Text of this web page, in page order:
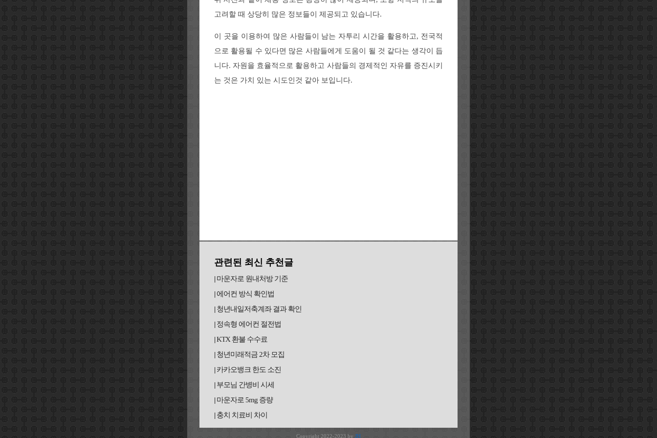
고려할 때 상당히 많은 정보들이 제공되고 있습니다.
이 곳을 이용하여 많은 사람들이 남는 자투리 시간을 활용하고, 전국적
으로 활용될 수 있다면 많은 사람들에게 도움이 될 것 같다는 생각이 듭
니다. 자원을 효율적으로 활용하고 사람들의 경제적인 자유를 증진시키
는 것은 가치 있는 시도인것 같아 보입니다.
관련된 최신 추천글
마운자로 원내처방 기준
에어컨 방식 확인법
청년내일저축계좌 결과 확인
정속형 에어컨 절전법
KTX 환불 수수료
청년미래적금 2차 모집
카카오뱅크 한도 소진
부모님 간병비 시세
마운자로 5mg 증량
충치 치료비 차이
Copyright 2022-2023 by JH